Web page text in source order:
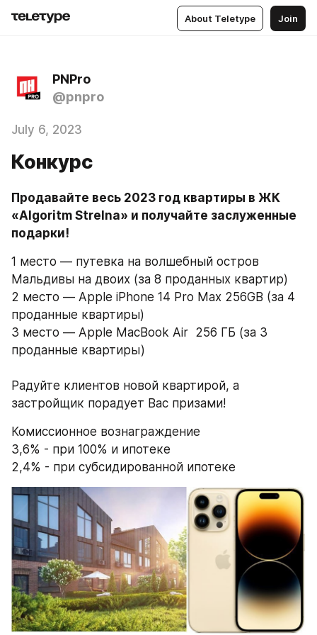
About Teletype Join
PNPro
@pnpro
July 6, 2023
Конкурс
Продавайте весь 2023 год квартиры в ЖК
«Algoritm Strelna» и получайте заслуженные
подарки!
1 место — путевка на волшебный остров
Мальдивы на двоих (за 8 проданных квартир)
2 место — Apple iPhone 14 Pro Max 256GB (за 4
проданные квартиры)
3 место — Apple MacBook Air  256 ГБ (за 3
проданные квартиры)
Радуйте клиентов новой квартирой, а
застройщик порадует Вас призами!
Комиссионное вознаграждение
3,6% - при 100% и ипотеке
2,4% - при субсидированной ипотеке